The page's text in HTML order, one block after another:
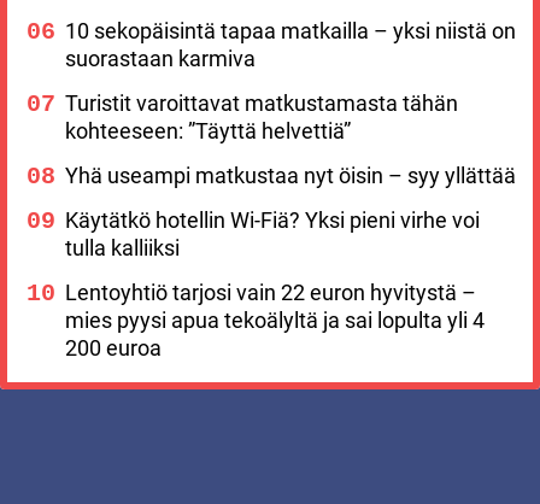
10 sekopäisintä tapaa matkailla – yksi niistä on
suorastaan karmiva
Turistit varoittavat matkustamasta tähän
kohteeseen: ”Täyttä helvettiä”
Yhä useampi matkustaa nyt öisin – syy yllättää
Käytätkö hotellin Wi-Fiä? Yksi pieni virhe voi
tulla kalliiksi
Lentoyhtiö tarjosi vain 22 euron hyvitystä –
mies pyysi apua tekoälyltä ja sai lopulta yli 4
200 euroa